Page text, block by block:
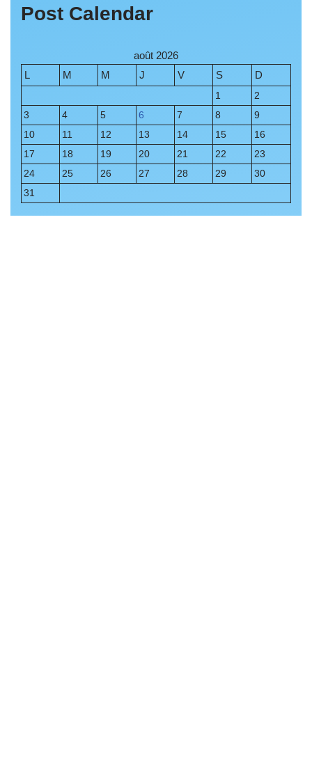
Post Calendar
août 2026
L
M M J V S D
1
2
3
4 5 6 7 8
9
10
11 12 13 14 15
16
17
18 19 20 21 22
23
24
25 26 27 28 29
30
31